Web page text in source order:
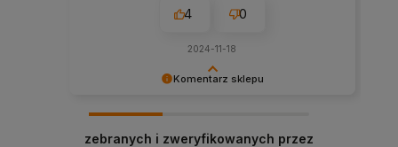
Komentarz sklepu
że jesteśmy na właściwym torze :) Z
4 0
2024-11-18
zebranych i zweryfikowanych przez